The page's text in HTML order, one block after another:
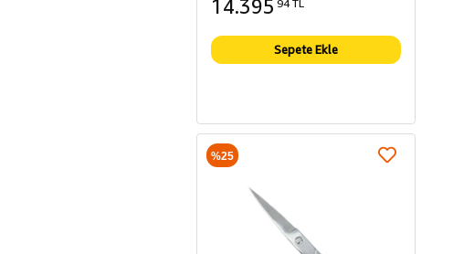
14.395 94 TL
Sepete Ekle
%25